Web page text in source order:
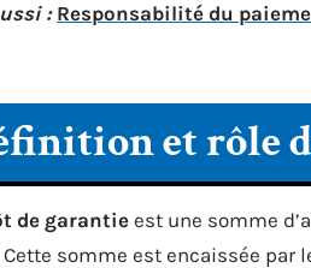
: Responsabilité du
et rôle
de garantie est une somme
Cette somme est encaissée